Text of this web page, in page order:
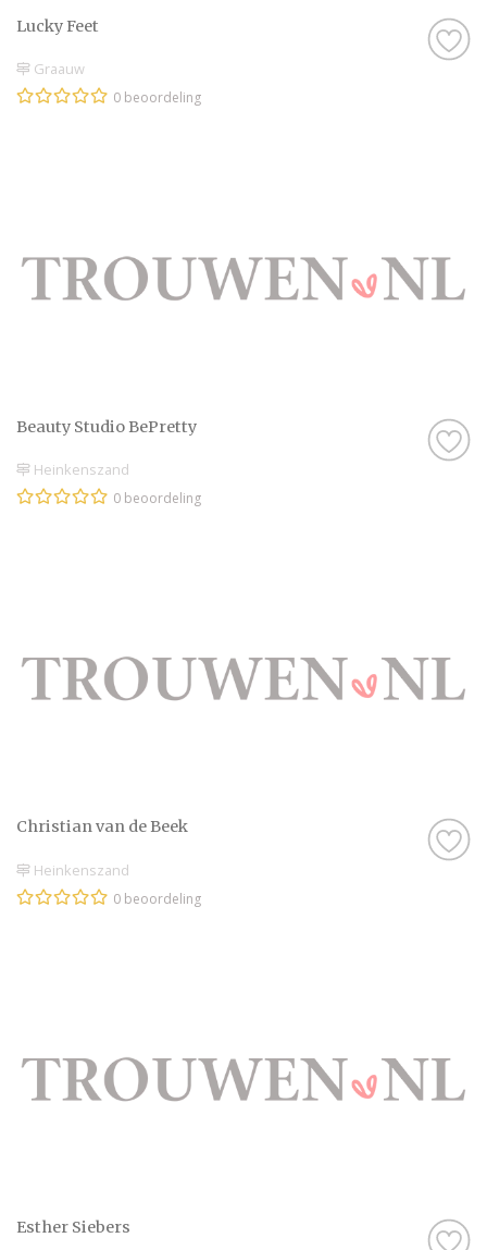
Lucky Feet
Graauw
0 beoordeling
Beauty Studio BePretty
Heinkenszand
0 beoordeling
Christian van de Beek
Heinkenszand
0 beoordeling
Esther Siebers